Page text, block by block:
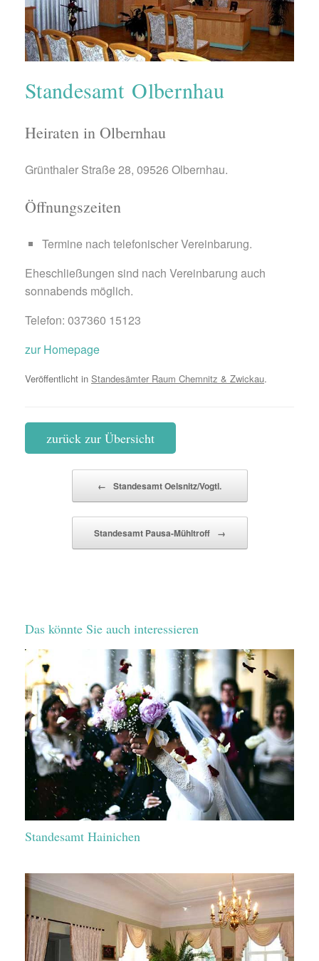
Standesamt Olbernhau
Heiraten in Olbernhau
Grünthaler Straße 28, 09526 Olbernhau.
Öffnungszeiten
Termine nach telefonischer Vereinbarung.
Eheschließungen sind nach Vereinbarung auch
sonnabends möglich.
Telefon: 037360 15123
zur Homepage
Veröffentlicht in Standesämter Raum Chemnitz & Zwickau.
zurück zur Übersicht
← Standesamt Oelsnitz/Vogtl.
Standesamt Pausa-Mühltroff →
Das könnte Sie auch interessieren
Standesamt Hainichen